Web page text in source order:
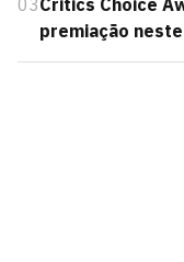
03Critics Choice
premiação